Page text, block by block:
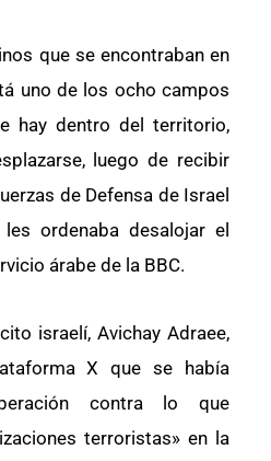
que se encontraban en
uno de los ocho campos
hay dentro del territorio,
luego de recibir
de Defensa de Israel
ordenaba desalojar el
árabe de la BBC.
israelí, Avichay Adraee,
X que se había
contra lo que
terroristas» en la